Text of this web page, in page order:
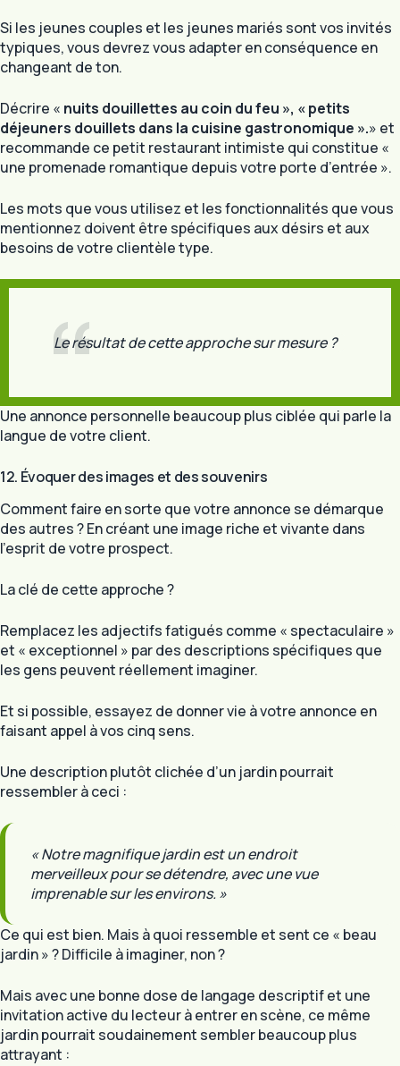
Si les jeunes couples et les jeunes mariés sont vos invités
typiques, vous devrez vous adapter en conséquence en
changeant de ton.
Décrire « nuits douillettes au coin du feu », « petits
déjeuners douillets dans la cuisine gastronomique ».» et
recommande ce petit restaurant intimiste qui constitue «
une promenade romantique depuis votre porte d’entrée ».
Les mots que vous utilisez et les fonctionnalités que vous
mentionnez doivent être spécifiques aux désirs et aux
besoins de votre clientèle type.
Le résultat de cette approche sur mesure ?
Une annonce personnelle beaucoup plus ciblée qui parle la
langue de votre client.
12. Évoquer des images et des souvenirs
Comment faire en sorte que votre annonce se démarque
des autres ? En créant une image riche et vivante dans
l’esprit de votre prospect.
La clé de cette approche ?
Remplacez les adjectifs fatigués comme « spectaculaire »
et « exceptionnel » par des descriptions spécifiques que
les gens peuvent réellement imaginer.
Et si possible, essayez de donner vie à votre annonce en
faisant appel à vos cinq sens.
Une description plutôt clichée d’un jardin pourrait
ressembler à ceci :
« Notre magnifique jardin est un endroit
merveilleux pour se détendre, avec une vue
imprenable sur les environs. »
Ce qui est bien. Mais à quoi ressemble et sent ce « beau
jardin » ? Difficile à imaginer, non ?
Mais avec une bonne dose de langage descriptif et une
invitation active du lecteur à entrer en scène, ce même
jardin pourrait soudainement sembler beaucoup plus
attrayant :